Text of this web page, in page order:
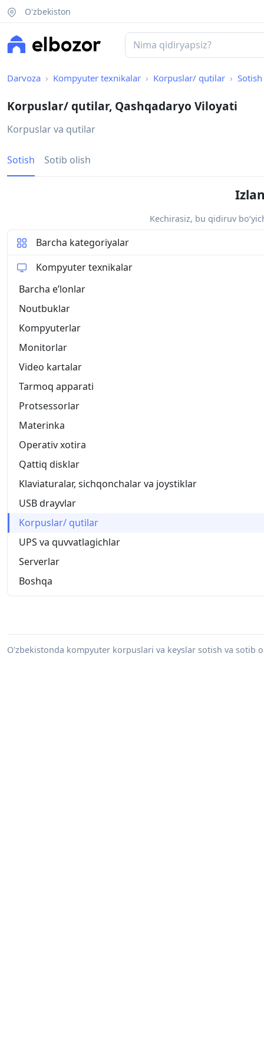
O'zbekiston
Darvoza Kompyuter texnikalar Korpuslar/ qutilar Sotish
Korpuslar/ qutilar, Qashqadaryo Viloyati
Korpuslar va qutilar
Sotish Sotib olish
Kechirasiz, bu qidiruv
Barcha kategoriyalar
Kompyuter texnikalar
Barcha eʼlonlar
Noutbuklar
Kompyuterlar
Monitorlar
Video kartalar
Tarmoq apparati
Protsessorlar
Materinka
Operativ xotira
Qattiq disklar
Klaviaturalar, sichqonchalar va joystiklar
USB drayvlar
Korpuslar/ qutilar
UPS va quvvatlagichlar
Serverlar
Boshqa
O'zbekistonda kompyuter korpuslari va keyslar sotish va sotib